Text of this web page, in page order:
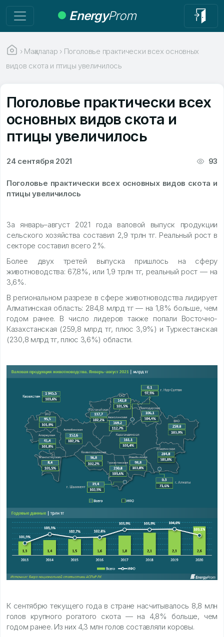
EnergyProm
› Мақалалар › Поголовье практически всех основных
видов скота и птицы увеличилось
Поголовье практически всех
основных видов скота и
птицы увеличилось
24 сентября 2021 93
Поголовье практически всех основных видов скота и
птицы увеличилось
За январь–август 2021 года валовой выпуск продукции
сельского хозяйства составил 2,9 трлн тг. Реальный рост в
секторе составил всего 2%.
Более двух третей выпуска пришлось на сферу
животноводства: 67,8%, или 1,9 трлн тг, реальный рост — на
3,6%.
В региональном разрезе в сфере животноводства лидирует
Алматинская область: 284,8 млрд тг — на 1,8% больше, чем
годом ранее. В число лидеров также попали Восточно-
Казахстанская (259,8 млрд тг, плюс 3,9%) и Туркестанская
(230,8 млрд тг, плюс 3,6%) области.
К сентябрю текущего года в стране насчитывалось 8,8 млн
голов крупного рогатого скота — на 4,8% больше, чем
годом ранее. Из них 4,3 млн голов составляли коровы.